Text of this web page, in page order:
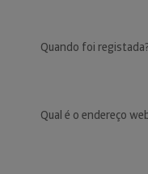
Quando foi
Qual é o endereço